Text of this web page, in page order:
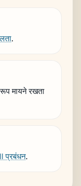
.
मायने रखता
प्रबंधन.